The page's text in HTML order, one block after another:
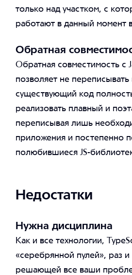
только над участком, с
работают в данный момент
Обратная
Обратная совместимость с
позволяет не переписывать
существующий код
реализовать плавный и
переписывая лишь
приложения и постепенно
полюбившиеся JS-
Недостатки
Нужна дисциплина
Как и все технологии,
«серебрянной пулей», раз и
решающей все ваши